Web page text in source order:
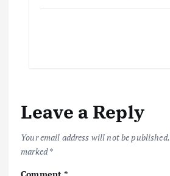
Leave a Reply
Your email address will not be published.
marked*